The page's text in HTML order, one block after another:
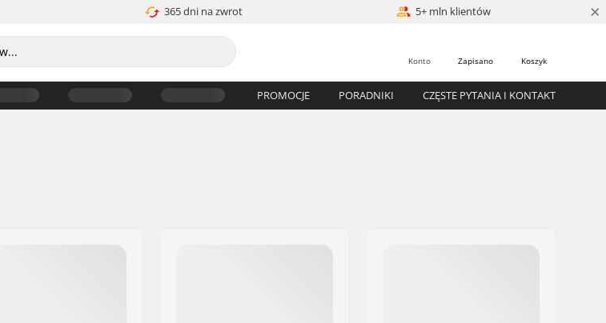
365 dni na zwrot 5+ mln klientów ×
Koszyk
Zapisano
Konto
PROMOCJE PORADNIKI CZĘSTE PYTANIA I KONTAKT